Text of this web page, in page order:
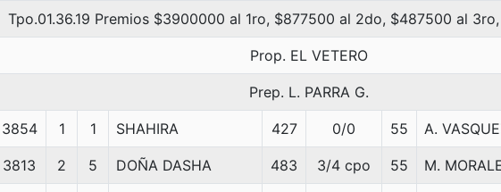
Tpo.01.36.19 Premios $3900000 al 1ro, $877500 al 2do, $487500 al
Prop. EL VETERO
Prep. L. PARRA G.
3854 1 1 SHAHIRA 427 0/0 55 A.
3813 2 5 DOÑA DASHA 483 3/4 cpo 55 M.